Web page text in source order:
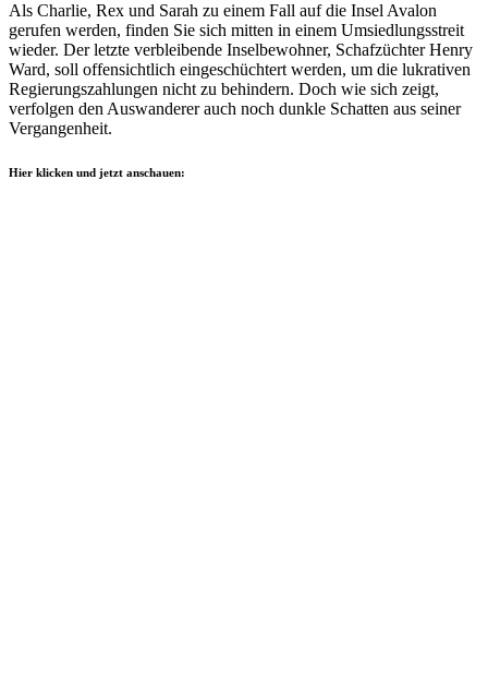
Als Charlie, Rex und Sarah zu einem Fall auf die Insel Avalon
gerufen werden, finden Sie sich mitten in einem Umsiedlungsstreit
wieder. Der letzte verbleibende Inselbewohner, Schafzüchter Henry
Ward, soll offensichtlich eingeschüchtert werden, um die lukrativen
Regierungszahlungen nicht zu behindern. Doch wie sich zeigt,
verfolgen den Auswanderer auch noch dunkle Schatten aus seiner
Vergangenheit.
Hier klicken und jetzt anschauen: